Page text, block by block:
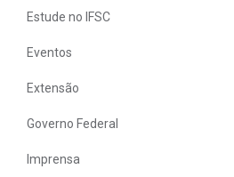
Estude no IFSC
Eventos
Extensão
Governo Federal
Imprensa